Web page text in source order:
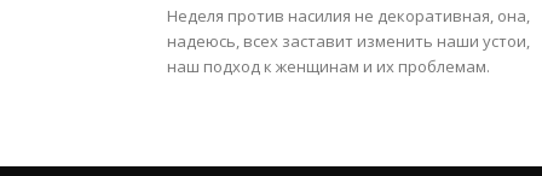
Неделя против насилия не декоративная, она,
надеюсь, всех заставит изменить наши устои,
наш подход к женщинам и их проблемам.